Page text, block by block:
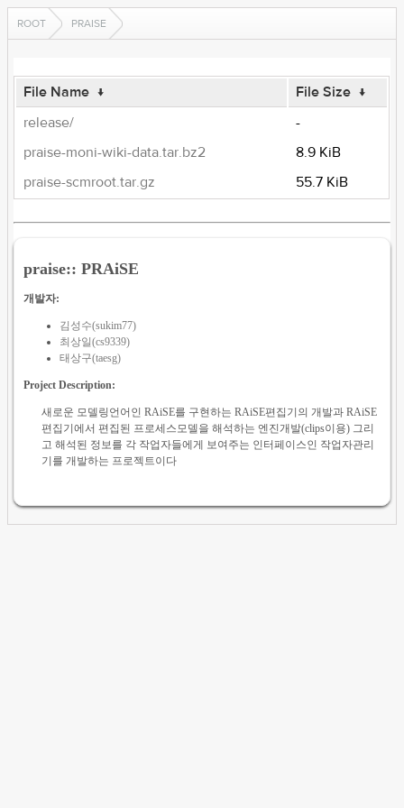
ROOT PRAISE
File Name ↓ File Size ↓
release/
-
praise-moni-wiki-data.tar.bz2
8.9 KiB
praise-scmroot.tar.gz
55.7 KiB
praise:: PRAiSE
개발자:
김성수(sukim77)
최상일(cs9339)
태상구(taesg)
Project Description:
새로운 모델링언어인 RAiSE를 구현하는 RAiSE편집기의 개발과 RAiSE
편집기에서 편집된 프로세스모델을 해석하는 엔진개발(clips이용) 그리
고 해석된 정보를 각 작업자들에게 보여주는 인터페이스인 작업자관리
기를 개발하는 프로젝트이다